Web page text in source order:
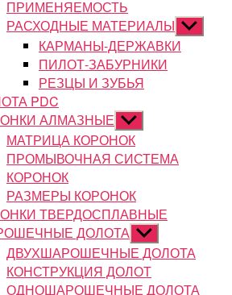
ПРИМЕНЯЕМОСТЬ
РАСХОДНЫЕ МАТЕРИАЛЫ
подменю
КАРМАНЫ-ДЕРЖАВКИ
ПИЛОТ-ЗАБУРНИКИ
РЕЗЦЫ И ЗУБЬЯ
PDC
АЛМАЗНЫЕ Показывать
подменю
МАТРИЦА КОРОНОК
ПРОМЫВОЧНАЯ СИСТЕМА
КОРОНОК
РАЗМЕРЫ КОРОНОК
ТВЕРДОСПЛАВНЫЕ
ДОЛОТА Показывать
подменю
ДВУХШАРОШЕЧНЫЕ ДОЛОТА
КОНСТРУКЦИЯ ДОЛОТ
ОДНОШАРОШЕЧНЫЕ ДОЛОТА